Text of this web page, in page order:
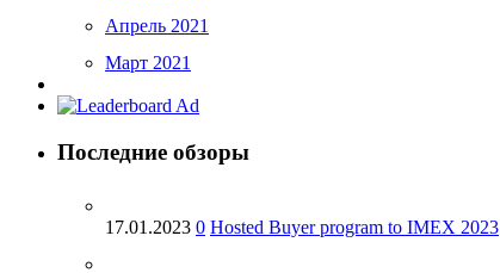
Апрель 2021
Март 2021
Февраль 2021
Последние обзоры
17.01.2023 0 Hosted Buyer program to IMEX 2023